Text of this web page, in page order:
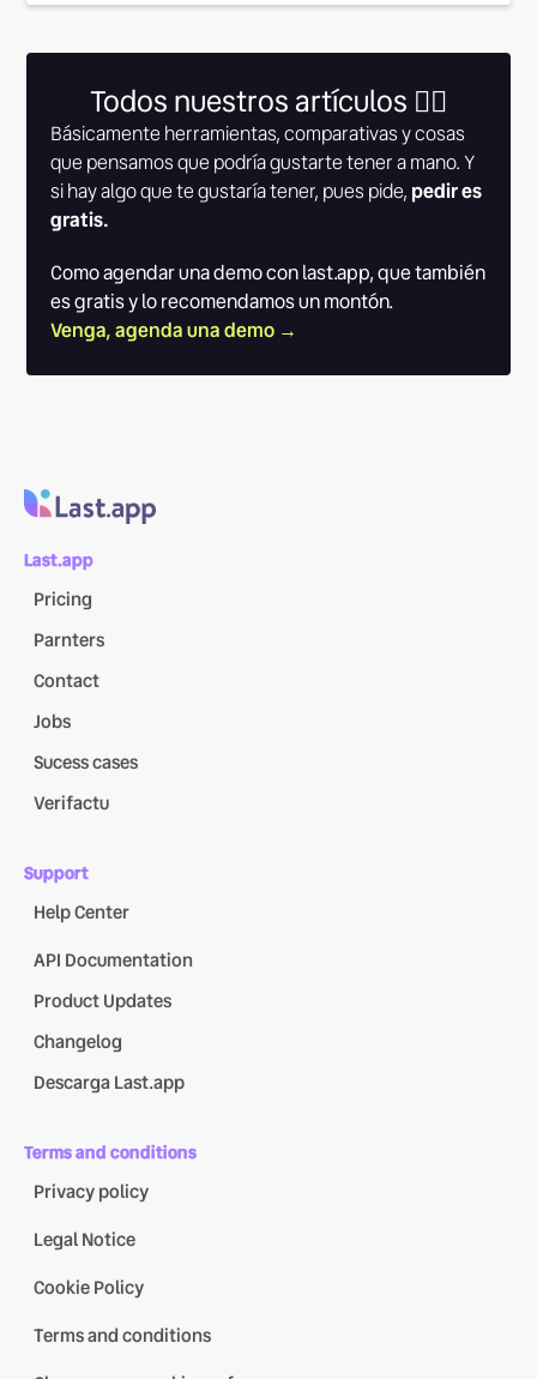
Todos nuestros artículos 👇🏾
Básicamente herramientas, comparativas y cosas
que pensamos que podría gustarte tener a mano. Y
si hay algo que te gustaría tener, pues pide, pedir es
gratis.
Como agendar una demo con last.app, que también
es gratis y lo recomendamos un montón.
Venga, agenda una demo →
Last.app
Pricing
Parnters
Contact
Jobs
Sucess cases
Verifactu
Support
Help Center
API Documentation
Product Updates
Changelog
Descarga Last.app
Terms and conditions
Privacy policy
Legal Notice
Cookie Policy
Terms and conditions